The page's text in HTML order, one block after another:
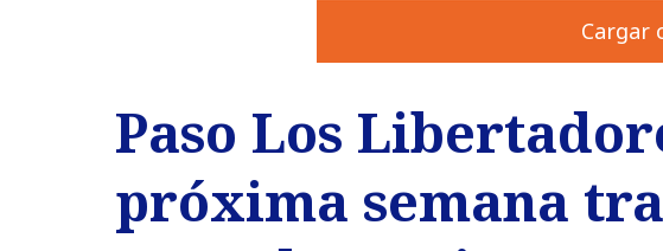
Cargar
Paso Los
próxima semana